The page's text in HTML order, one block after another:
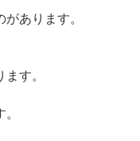
あります。
す。